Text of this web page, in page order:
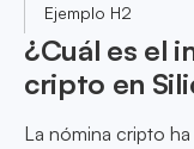
Ejemplo H2
¿Cuál es el
cripto en
La nómina cripto